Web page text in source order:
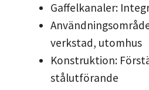
Gaffelkanaler:
verkstad, utomhus
Konstruktion:
stålutförande